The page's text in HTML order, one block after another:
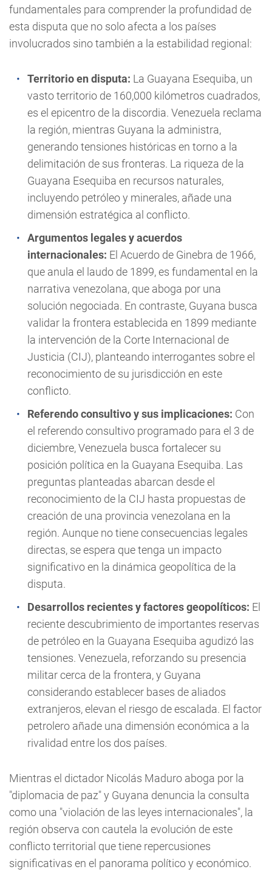
fundamentales para comprender la profundidad de
esta disputa que no solo afecta a los países
involucrados sino también a la estabilidad regional:
Territorio en disputa: La Guayana Esequiba, un
vasto territorio de 160,000 kilómetros cuadrados,
es el epicentro de la discordia. Venezuela reclama
la región, mientras Guyana la administra,
generando tensiones históricas en torno a la
delimitación de sus fronteras. La riqueza de la
Guayana Esequiba en recursos naturales,
incluyendo petróleo y minerales, añade una
dimensión estratégica al conflicto.
Argumentos legales y acuerdos
internacionales: El Acuerdo de Ginebra de 1966,
que anula el laudo de 1899, es fundamental en la
narrativa venezolana, que aboga por una
solución negociada. En contraste, Guyana busca
validar la frontera establecida en 1899 mediante
la intervención de la Corte Internacional de
Justicia (CIJ), planteando interrogantes sobre el
reconocimiento de su jurisdicción en este
conflicto.
Referendo consultivo y sus implicaciones: Con
el referendo consultivo programado para el 3 de
diciembre, Venezuela busca fortalecer su
posición política en la Guayana Esequiba. Las
preguntas planteadas abarcan desde el
reconocimiento de la CIJ hasta propuestas de
creación de una provincia venezolana en la
región. Aunque no tiene consecuencias legales
directas, se espera que tenga un impacto
significativo en la dinámica geopolítica de la
disputa.
Desarrollos recientes y factores geopolíticos: El
reciente descubrimiento de importantes reservas
de petróleo en la Guayana Esequiba agudizó las
tensiones. Venezuela, reforzando su presencia
militar cerca de la frontera, y Guyana
considerando establecer bases de aliados
extranjeros, elevan el riesgo de escalada. El factor
petrolero añade una dimensión económica a la
rivalidad entre los dos países.
Mientras el dictador Nicolás Maduro aboga por la
"diplomacia de paz" y Guyana denuncia la consulta
como una "violación de las leyes internacionales", la
región observa con cautela la evolución de este
conflicto territorial que tiene repercusiones
significativas en el panorama político y económico.